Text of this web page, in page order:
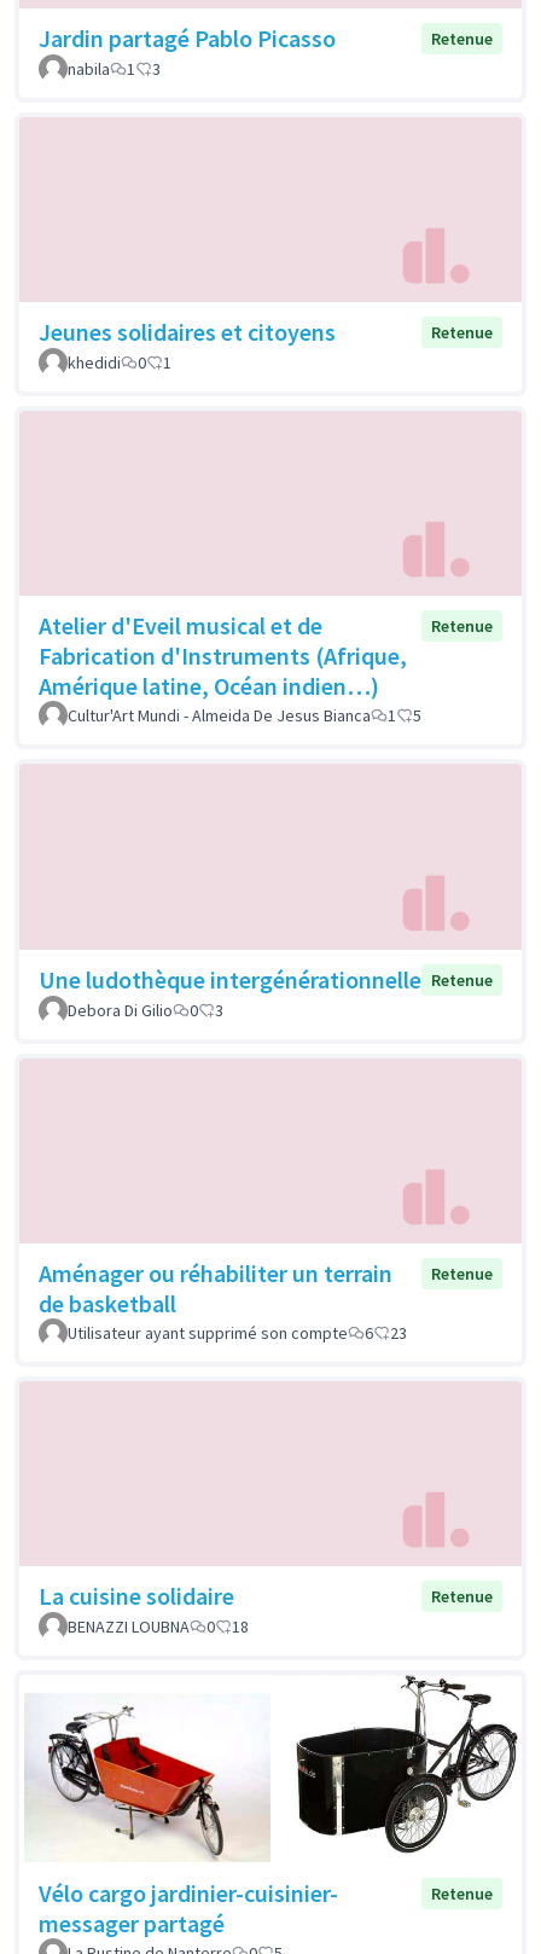
Jardin partagé Pablo Picasso
Retenue
nabila
1 3
Jeunes solidaires et citoyens
Retenue
khedidi
0 1
Atelier d'Eveil musical et de
Fabrication d'Instruments (Afrique,
Amérique latine, Océan indien…)
Retenue
Cultur'Art Mundi - Almeida De Jesus Bianca 1 5
Une ludothèque intergénérationnelle Retenue
Debora Di Gilio
0 3
Aménager ou réhabiliter un terrain
de basketball
Retenue
Utilisateur ayant supprimé son compte 6 23
La cuisine solidaire
Retenue
BENAZZI LOUBNA
0 18
Vélo cargo jardinier-cuisinier-
messager partagé
Retenue